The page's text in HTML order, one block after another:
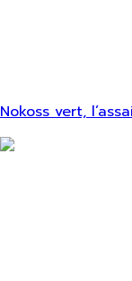
Nokoss vert,